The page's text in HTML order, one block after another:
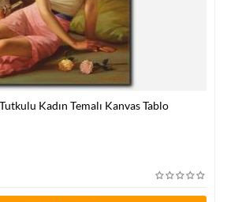
Kadın Temalı Kanvas Tablo